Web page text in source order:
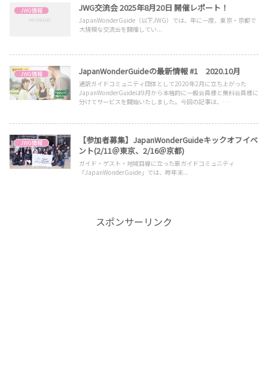
JWG情報 JWG交流会 2025年8月20日 開催レポート！
JapanWonderGuide（以下JWG）では、年に一度、東京・京都で
大規模な交流会を開催してい...
JWG情報 JapanWonderGuideの最新情報 #1 2020.10月
通訳ガイドコミュニティ団体として2020年2月に立ち上がった
JapanWonderGuideは9月から本格的に一般会員様と無料会員様に
分けてサービスを開始いたしました。今回の記事は、
JWG情報
【参加者募集】JapanWonderGuideキックオフイベ
ント(2/11＠東京、2/16＠京都)
ガイド・ゲスト・地域目線に立った新ガイドコミュニティ
「JapanWonderGuide」では、昨年末...
スポンサーリンク